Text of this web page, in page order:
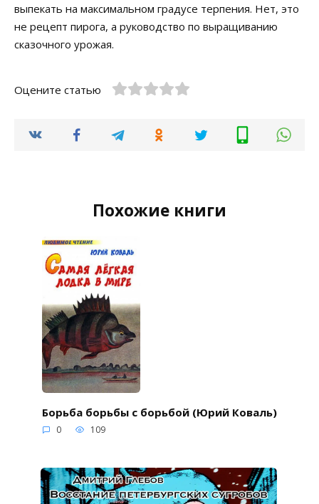
выпекать на максимальном градусе терпения. Нет, это
не рецепт пирога, а руководство по выращиванию
сказочного урожая.
Оцените статью
Похожие книги
Борьба борьбы с борьбой (Юрий Коваль)
0 109